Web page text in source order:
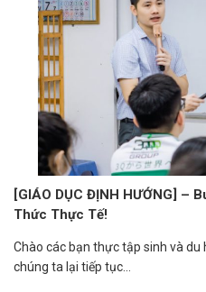
[GIÁO DỤC ĐỊNH HƯỚNG] –
Thức Thực Tế!
Chào các bạn thực tập sinh và du
chúng ta lại tiếp tục...